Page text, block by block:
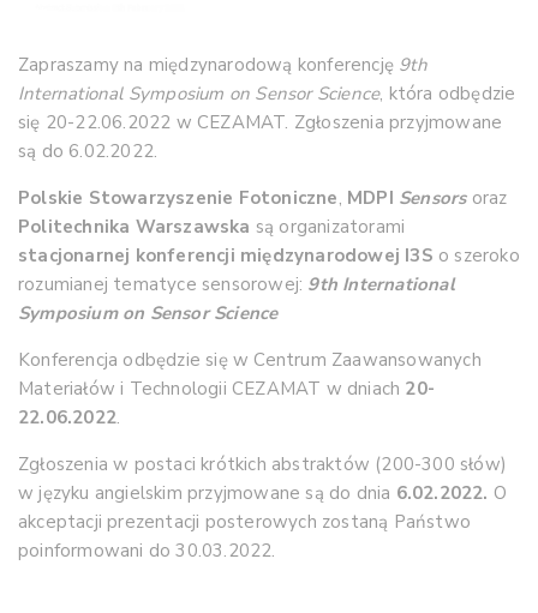
Zapraszamy na międzynarodową konferencję 9th
International Symposium on Sensor Science, która odbędzie
się 20-22.06.2022 w CEZAMAT. Zgłoszenia przyjmowane
są do 6.02.2022.
Polskie Stowarzyszenie Fotoniczne, MDPI Sensorsoraz
Politechnika Warszawska są organizatorami
stacjonarnej konferencji międzynarodowej I3S o szeroko
rozumianej tematyce sensorowej: 9th International
Symposium on Sensor Science
Konferencja odbędzie się w Centrum Zaawansowanych
Materiałów i Technologii CEZAMAT w dniach 20-
22.06.2022.
Zgłoszenia w postaci krótkich abstraktów (200-300 słów)
w języku angielskim przyjmowane są do dnia 6.02.2022. O
akceptacji prezentacji posterowych zostaną Państwo
poinformowani do 30.03.2022.